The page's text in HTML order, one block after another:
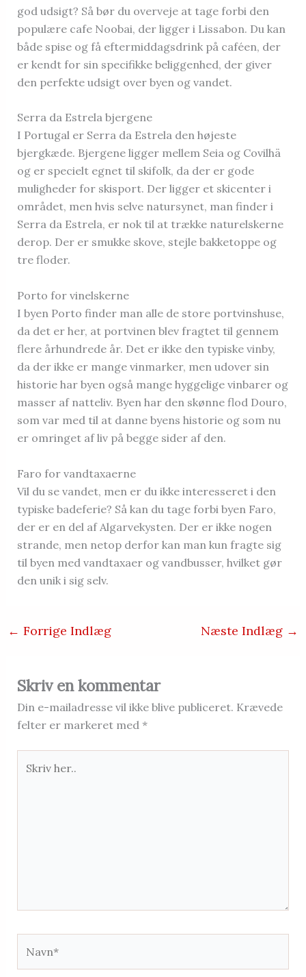
god udsigt? Så bør du overveje at tage forbi den
populære cafe Noobai, der ligger i Lissabon. Du kan
både spise og få eftermiddagsdrink på caféen, der
er kendt for sin specifikke beliggenhed, der giver
den perfekte udsigt over byen og vandet.
Serra da Estrela bjergene
I Portugal er Serra da Estrela den højeste
bjergkæde. Bjergene ligger mellem Seia og Covilhä
og er specielt egnet til skifolk, da der er gode
muligheder for skisport. Der ligger et skicenter i
området, men hvis selve natursynet, man finder i
Serra da Estrela, er nok til at trække naturelskerne
derop. Der er smukke skove, stejle bakketoppe og
tre floder.
Porto for vinelskerne
I byen Porto finder man alle de store portvinshuse,
da det er her, at portvinen blev fragtet til gennem
flere århundrede år. Det er ikke den typiske vinby,
da der ikke er mange vinmarker, men udover sin
historie har byen også mange hyggelige vinbarer og
masser af natteliv. Byen har den skønne flod Douro,
som var med til at danne byens historie og som nu
er omringet af liv på begge sider af den.
Faro for vandtaxaerne
Vil du se vandet, men er du ikke interesseret i den
typiske badeferie? Så kan du tage forbi byen Faro,
der er en del af Algarvekysten. Der er ikke nogen
strande, men netop derfor kan man kun fragte sig
til byen med vandtaxaer og vandbusser, hvilket gør
den unik i sig selv.
← Forrige Indlæg Næste Indlæg →
Skriv en kommentar
Din e-mailadresse vil ikke blive publiceret. Krævede
felter er markeret med *
her..